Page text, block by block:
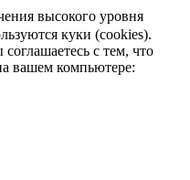
высокого уровня
куки (cookies).
с тем, что
вашем компьютере: